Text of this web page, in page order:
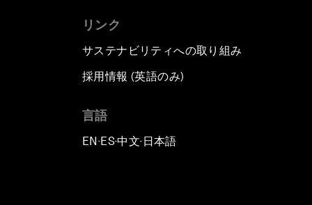
リンク
サステナビリティへの取り組み
採用情報 (英語のみ)
言語
EN ▪ES▪中文▪ 日本語